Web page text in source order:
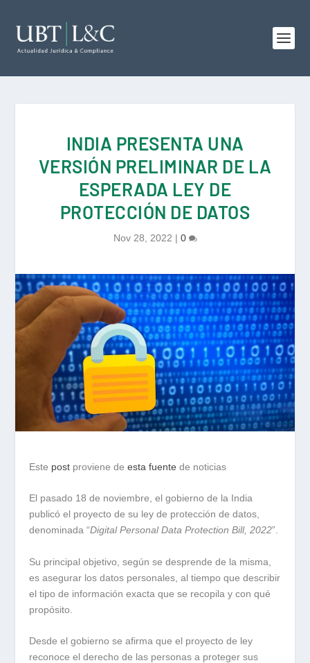
INDIA PRESENTA UNA
VERSIÓN PRELIMINAR DE LA
ESPERADA LEY DE
PROTECCIÓN DE DATOS
Nov 28, 2022 | 0
Este post proviene deesta fuente de noticias
El pasado 18 de noviembre, el gobierno de la India
publicó el proyecto de su ley de protección de datos,
denominada “Digital Personal Data Protection Bill, 2022”.
Su principal objetivo, según se desprende de la misma,
es asegurar los datos personales, al tiempo que describir
el tipo de información exacta que se recopila y con qué
propósito.
Desde el gobierno se afirma que el proyecto de ley
reconoce el derecho de las personas a proteger sus